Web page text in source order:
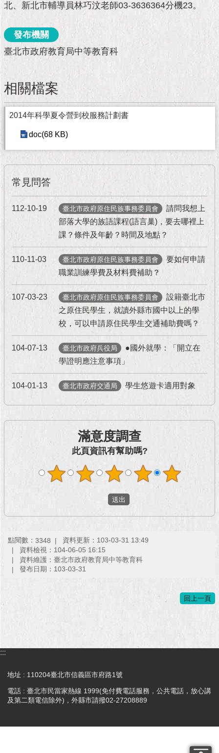
政
資
料
發
現
臺
北
動
主
館
與
主
題
首
網
站
覽
澄
清
雙
通
陳
系
統
北、新北市輔導員林巧汶老師03-3636364分機23。
發布機關
臺北市政府教育局中等教育科
相關檔案
2014年科學夏令營到校服務計劃書
doc(68 KB)
常見問答
112-10-19 臺北市政府原住民族事務委員會
請問我想上
部落大學的族語課程(語言巢)，要去哪裡上
課？條件及年齡？時間及地點？
110-11-03 臺北市政府原住民族事務委員會
要如何申請
職業訓練學費及材料費補助？
107-03-23 臺北市政府原住民族事務委員會
設籍臺北市
之原住民學生，就讀外縣市國中以上的學
校，可以申請原住民學生交通補助費嗎？
104-07-13 臺北市政府兵役局
●國外就學：「開立在
學證明應注意事項」
104-01-13 臺北市政府交通局 學生悠遊卡適用對象
滿意度調查
此頁資訊有幫助嗎?
點閱數： 3348
資料更新：103-03-31 13:49
資料檢視：104-06-05 16:15
資料維護：臺北市政府教育局中等教育科
發布日期：103-03-31
回上一頁
:::
地址 : 110204臺北市信義區市府路1號
電話 : 臺北市民當家熱線 1999(免付費電話服務，公共電話，放心講
及第二類電信除外)，外縣市請撥02-27208889